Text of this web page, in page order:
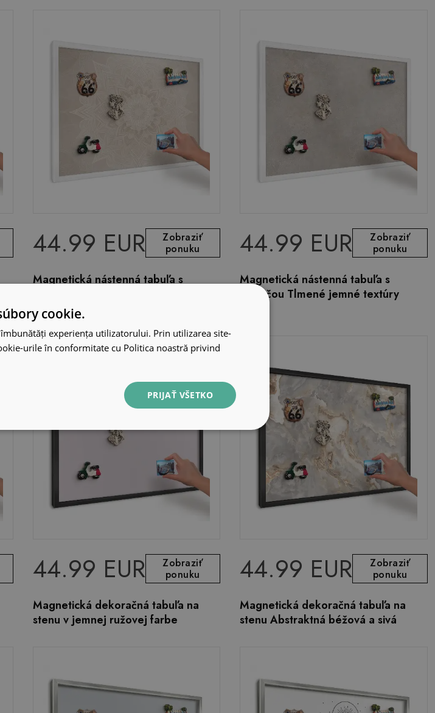
44.99 EUR
Zobraziť
ponuku
Magnetická nástenná tabuľa s
44.99 EUR
Zobraziť
ponuku
Magnetická nástenná tabuľa s
potlačou Tlmené jemné textúry
44.99 EUR
Zobraziť
ponuku
Magnetická dekoračná tabuľa na
stenu v jemnej ružovej farbe
44.99 EUR
Zobraziť
ponuku
Magnetická dekoračná tabuľa na
stenu Abstraktná béžová a sivá
cookie.
experiența utilizatorului. Prin utilizarea site-
urile în conformitate cu Politica noastră privind
PRIJAŤ VŠETKO